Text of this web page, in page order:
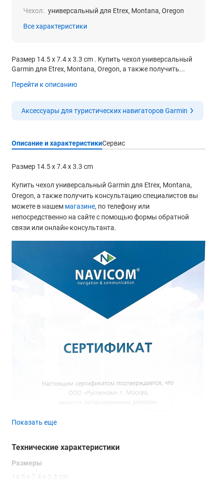
Чехол: универсальный для Etrex, Montana, Oregon
Все характеристики
Размер 14.5 x 7.4 x 3.3 cm . Купить чехол универсальный
Garmin для Etrex, Montana, Oregon, а также получить...
Перейти к описанию
Аксессуары для туристических навигаторов Garmin
Описание и характеристикиСервис
Размер 14.5 x 7.4 x 3.3 cm
Купить чехол универсальный Garmin для Etrex, Montana,
Oregon, а также получить консультацию специалистов вы
можете в нашем магазине, по телефону или
непосредственно на сайте с помощью формы обратной
связи или онлайн-консультанта.
Показать еще
Технические характеристики
Размеры
14.5 x 7.4 x 3.3 cm